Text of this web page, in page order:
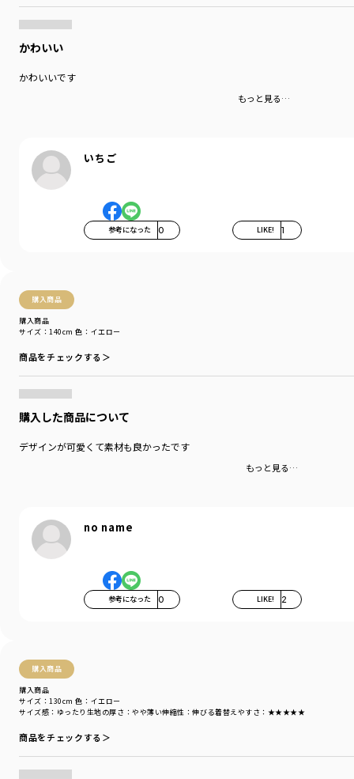
かわいい
かわいいです
もっと見る…
いちご
参考になった 0 LIKE! 1
購入商品
購入商品
サイズ：140cm 色：イエロー
商品をチェックする＞
購入した商品について
デザインが可愛くて素材も良かったです
もっと見る…
no name
参考になった 0 LIKE! 2
購入商品
購入商品
サイズ感 ：ゆったり 生地の厚さ ：やや薄い伸縮性 ：伸びる着替えやすさ ：★★★★★
サイズ：130cm 色：イエロー
商品をチェックする＞
品番11-4505-004【Pokemon/ポケットモンスター（ポケモン）】
ロンT 長袖Tシャツもおすすめです！
伸縮性：あり
サイズ：サイズ110
ブランド
アウトレット
パジャマ・ルームウェア
／ホワイト